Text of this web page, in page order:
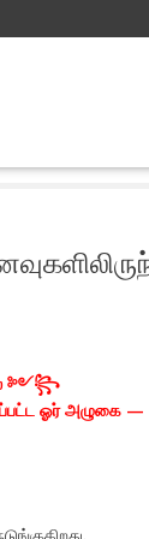
༻꧂
ஓர் அழுகை —